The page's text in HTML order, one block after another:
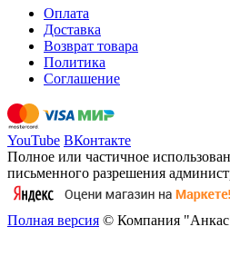
Оплата
Доставка
Возврат товара
Политика
Соглашение
YouTube ВКонтакте
Полное или частичное
письменного разрешения
Полная версия © Компания